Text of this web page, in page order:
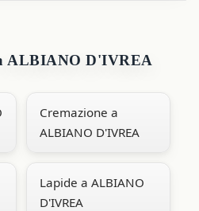
ALBIANO D'IVREA
Cremazione a
ALBIANO D'IVREA
Lapide a ALBIANO
D'IVREA